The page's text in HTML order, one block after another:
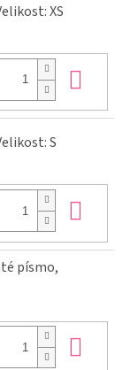
XS
S
písmo,